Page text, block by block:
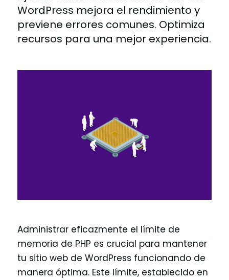
WordPress mejora el rendimiento y
previene errores comunes. Optimiza
recursos para una mejor experiencia.
Administrar eficazmente el límite de
memoria de PHP es crucial para mantener
tu sitio web de WordPress funcionando de
manera óptima. Este límite, establecido en